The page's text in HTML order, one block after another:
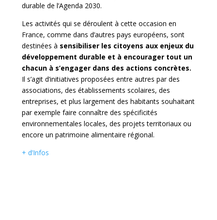
durable de l’Agenda 2030.
Les activités qui se déroulent à cette occasion en
France, comme dans d’autres pays européens, sont
destinées à sensibiliser les citoyens aux enjeux du
développement durable et à encourager tout un
chacun à s’engager dans des actions concrètes.
Il s’agit d’initiatives proposées entre autres par des
associations, des établissements scolaires, des
entreprises, et plus largement des habitants souhaitant
par exemple faire connaître des spécificités
environnementales locales, des projets territoriaux ou
encore un patrimoine alimentaire régional.
+ d’Infos